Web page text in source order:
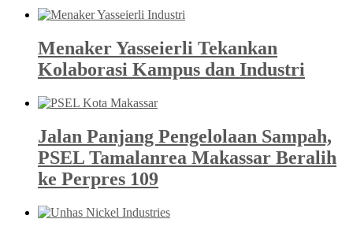
Menaker Yasseierli Tekankan
Kolaborasi Kampus dan Industri
Jalan Panjang Pengelolaan Sampah,
PSEL Tamalanrea Makassar Beralih
ke Perpres 109